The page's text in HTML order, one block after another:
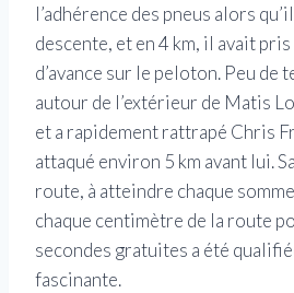
l’adhérence des pneus alors
descente, et en 4 km, il avait
d’avance sur le peloton. Peu de
autour de l’extérieur de Matis
et a rapidement rattrapé Chris
attaqué environ 5 km avant lui.
route, à atteindre chaque
chaque centimètre de la route
secondes gratuites a été
fascinante.